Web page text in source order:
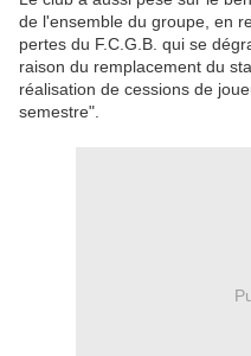
de l'ensemble du groupe, en
pertes du F.C.G.B. qui se
raison du remplacement du
réalisation de cessions de
semestre".